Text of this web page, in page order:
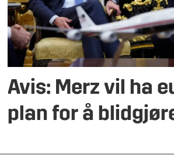
Avis: Merz vil ha
plan for å